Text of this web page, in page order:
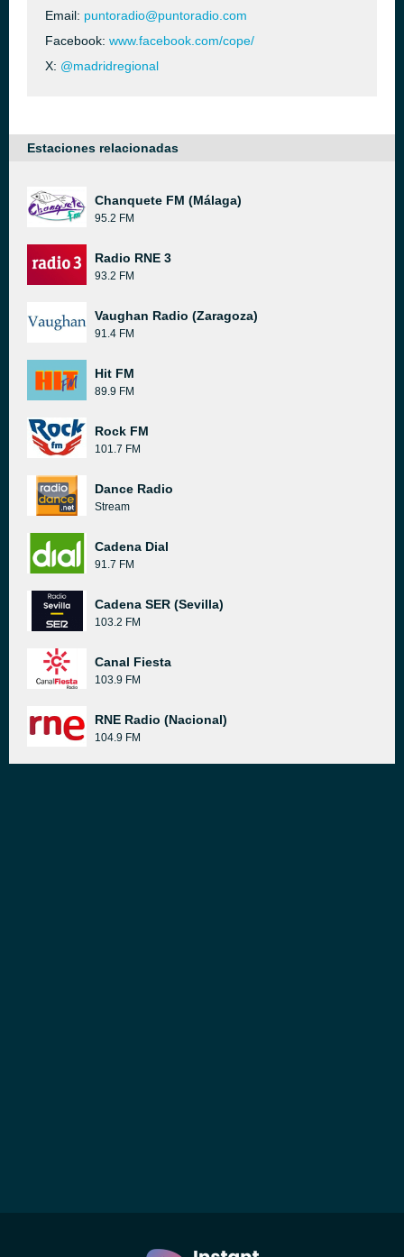
Email: puntoradio@puntoradio.com
Facebook: www.facebook.com/cope/
X: @madridregional
Estaciones relacionadas
Chanquete FM (Málaga)
95.2 FM
Radio RNE 3
93.2 FM
Vaughan Radio (Zaragoza)
91.4 FM
Hit FM
89.9 FM
Rock FM
101.7 FM
Dance Radio
Stream
Cadena Dial
91.7 FM
Cadena SER (Sevilla)
103.2 FM
Canal Fiesta
103.9 FM
RNE Radio (Nacional)
104.9 FM